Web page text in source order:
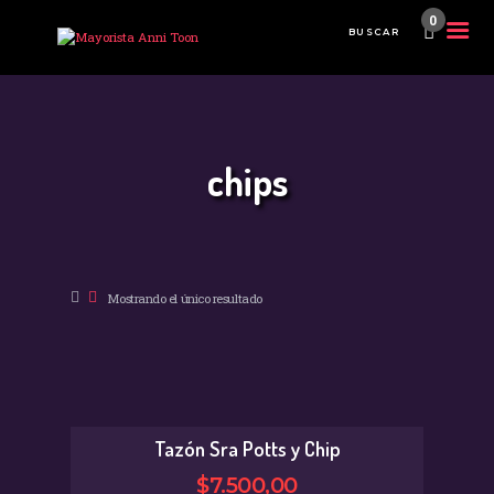
0
NOVEDADESchips
Mostrando el único resultado
Tazón Sra Potts y Chip
$7.500,00